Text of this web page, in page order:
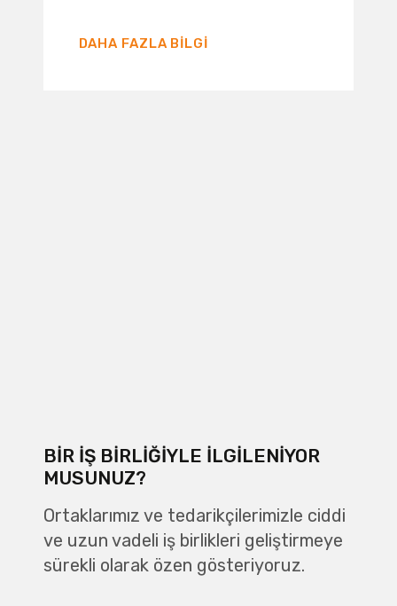
DAHA FAZLA BILGI
BIR IŞ BIRLIĞIYLE ILGILENIYOR
MUSUNUZ?
Ortaklarımız ve tedarikçilerimizle ciddi
ve uzun vadeli iş birlikleri geliştirmeye
sürekli olarak özen gösteriyoruz.